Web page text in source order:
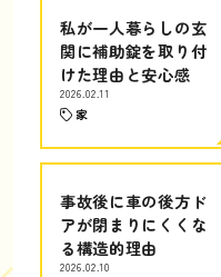
私が一人暮らしの玄
関に補助錠を取り付
けた理由と安心感
2026.02.11
家
事故後に車の後方ド
アが閉まりにくくな
る構造的理由
2026.02.10